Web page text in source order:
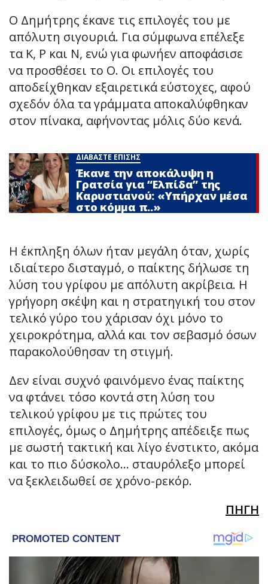
Ο Δημήτρης έκανε τις επιλογές του με
απόλυτη σιγουριά. Για σύμφωνα επέλεξε
τα Κ, Ρ και Ν, ενώ για φωνήεν αποφάσισε
να προσθέσει το Ο. Οι επιλογές του
αποδείχθηκαν εξαιρετικά εύστοχες, αφού
σχεδόν όλα τα γράμματα αποκαλύφθηκαν
στον πίνακα, αφήνοντας μόλις δύο κενά.
ΔΙΑΒΑΣΤΕ ΕΠΙΣΗΣ
Έκανε την αποκάλυψη η
Γρατσία για “Ελπίδα” της
Καρυστιανού: «Υπήρχαν μέσα
στο κόμμα π..»
Η έκπληξη όλων ήταν μεγάλη όταν, χωρίς
ιδιαίτερο δισταγμό, ο παίκτης δήλωσε τη
λύση του γρίφου με απόλυτη ακρίβεια. Η
γρήγορη σκέψη και η στρατηγική του στον
τελικό γύρο του χάρισαν όχι μόνο το
χειροκρότημα, αλλά και τον σεβασμό όσων
παρακολούθησαν τη στιγμή.
Δεν είναι συχνό φαινόμενο ένας παίκτης
να φτάνει τόσο κοντά στη λύση του
τελικού γρίφου με τις πρώτες του
επιλογές, όμως ο Δημήτρης απέδειξε πως
με σωστή τακτική και λίγο ένστικτο, ακόμα
και το πιο δύσκολο… σταυρόλεξο μπορεί
να ξεκλειδωθεί σε χρόνο-ρεκόρ.
ΠΗΓΗ